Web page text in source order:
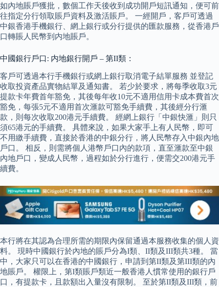
如內地賬戶獲批，數個工作天後收到成功開戶短訊通知，便可前
往指定分行領取賬戶資料及激活賬戶。 一經開戶，客戶可透過
中銀香港手機銀行、網上銀行或分行提供的匯款服務，從香港戶
口轉賬人民幣到内地賬戶。
中國銀行戶口: 内地銀行開戶 – 第II類：
客戶可透過本行手機銀行或網上銀行取消電子結單服務 並登記
收取投資產品實物結單及通知書。 若少於要求，將每季收取3元
提款卡年費首年豁免，其後每年收10元不適用信用卡成本費首次
豁免，每張5元不適用首次滙款可豁免手續費，其後經分行滙
款，則每次收取200港元手續費。 經網上銀行「中銀快滙」則只
須65港元的手續費。 具體來說，如果大家手上有人民幣，即可
不用繳手續費，直接於香港的中銀分行，將人民幣存入中銀內地
戶口。 相反，則需將個人港幣戶口內的款項，直至滙款至中銀
內地戶口，變成人民幣，過程如於分行進行，便需交200港元手
續費。
本行將在其認為合理所需的期限內保留通過本服務收集的個人資
料。 現時中國銀行於內地的賬戶分為I類、II類及III類共3種。 當
中，大家只可以在香港的中國銀行，申請到第II類及第III類的內
地賬戶。 權限上，第I類賬戶類近一般香港人慣常使用的銀行戶
口，有提款卡，且款額出入量沒有限制。 至於第II類及III類，前